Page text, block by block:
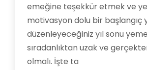
emeğine teşekkür etmek ve
motivasyon dolu bir başlangıç
düzenleyeceğiniz yıl sonu
sıradanlıktan uzak ve
olmalı. İşte ta